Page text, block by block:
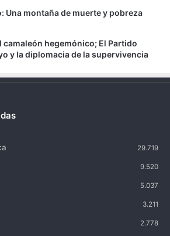
Una montaña de muerte y pobreza
camaleón hegemónico; El Partido
y la diplomacia de la supervivencia
29.719
9.520
5.037
3.211
2.778